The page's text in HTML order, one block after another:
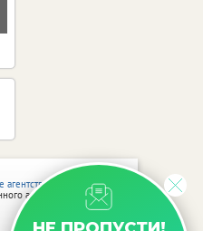
vRossii.ru
агентства vRossii.ru